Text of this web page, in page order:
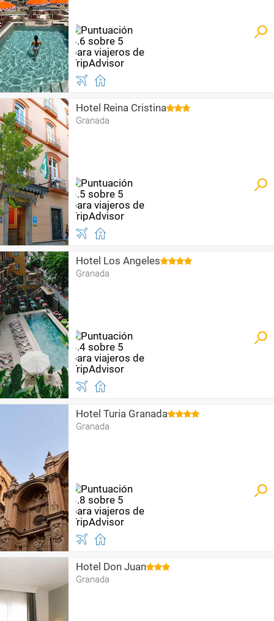
Hotel Reina Cristina
Granada
Hotel Los Angeles
Granada
Hotel Turia Granada
Granada
Hotel Don Juan
Granada